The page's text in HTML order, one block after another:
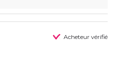
Acheteur vérifié